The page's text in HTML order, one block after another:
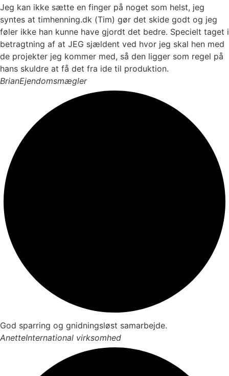
Jeg kan ikke sætte en finger på noget som helst, jeg
syntes at timhenning.dk (Tim) gør det skide godt og jeg
føler ikke han kunne have gjordt det bedre. Specielt taget i
betragtning af at JEG sjældent ved hvor jeg skal hen med
de projekter jeg kommer med, så den ligger som regel på
hans skuldre at få det fra ide til produktion.
BrianEjendomsmægler
God sparring og gnidningsløst samarbejde.
AnetteInternational virksomhed